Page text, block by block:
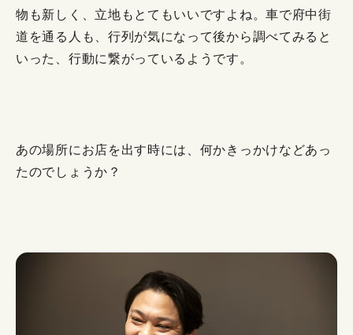
物も新しく、立地もとてもいいですよね。車で府中街
道を通る人も、行列が気になって後から調べてみると
いった、行動に繋がっているようです。
あの場所にお店を出す時には、何かきっかけなどあっ
たのでしょうか？